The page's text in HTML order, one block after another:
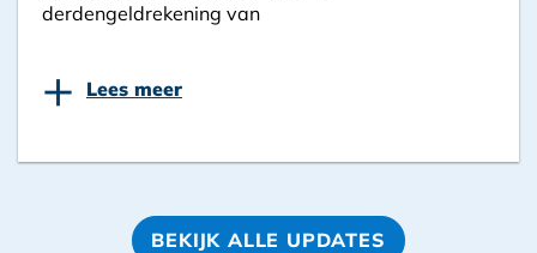
derdengeldrekening van
+ Lees meer
BEKIJK ALLE UPDATES